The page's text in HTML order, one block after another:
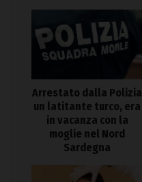
Arrestato dalla Polizia
un latitante turco, era
in vacanza con la
moglie nel Nord
Sardegna